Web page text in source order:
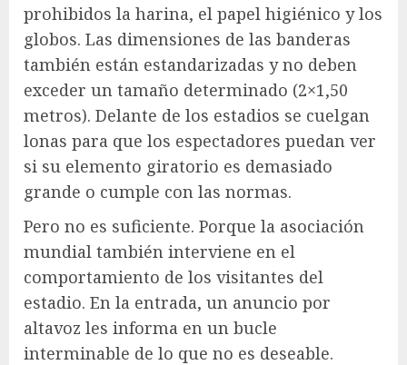
prohibidos la harina, el papel higiénico y los
globos. Las dimensiones de las banderas
también están estandarizadas y no deben
exceder un tamaño determinado (2×1,50
metros). Delante de los estadios se cuelgan
lonas para que los espectadores puedan ver
si su elemento giratorio es demasiado
grande o cumple con las normas.
Pero no es suficiente. Porque la asociación
mundial también interviene en el
comportamiento de los visitantes del
estadio. En la entrada, un anuncio por
altavoz les informa en un bucle
interminable de lo que no es deseable.